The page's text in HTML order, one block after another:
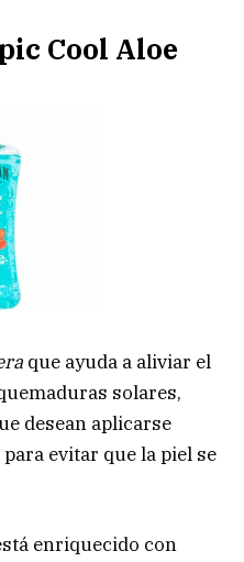
Cool Aloe
que ayuda a aliviar el
solares,
desean aplicarse
evitar que la piel se
enriquecido con